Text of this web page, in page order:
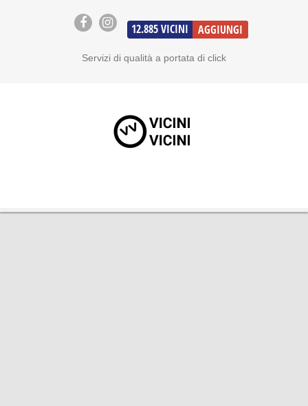
12.885 VICINI AGGIUNGI
Servizi di qualità a portata di click